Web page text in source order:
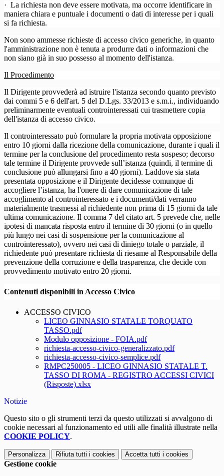
· La richiesta non deve essere motivata, ma occorre identificare in
maniera chiara e puntuale i documenti o dati di interesse per i quali
si fa richiesta.
Non sono ammesse richieste di accesso civico generiche, in quanto
l'amministrazione non è tenuta a produrre dati o informazioni che
non siano già in suo possesso al momento dell'istanza.
Il Procedimento
Il Dirigente provvederà ad istruire l'istanza secondo quanto previsto
dai commi 5 e 6 dell'art. 5 del D.Lgs. 33/2013 e s.m.i., individuando
preliminarmente eventuali controinteressati cui trasmettere copia
dell'istanza di accesso civico.
Il controinteressato può formulare la propria motivata opposizione
entro 10 giorni dalla ricezione della comunicazione, durante i quali il
termine per la conclusione del procedimento resta sospeso; decorso
tale termine il Dirigente provvede sull’istanza (quindi, il termine di
conclusione può allungarsi fino a 40 giorni). Laddove sia stata
presentata opposizione e il Dirigente decidesse comunque di
accogliere l’istanza, ha l'onere di dare comunicazione di tale
accoglimento al controinteressato e i documenti/dati verranno
materialmente trasmessi al richiedente non prima di 15 giorni da tale
ultima comunicazione. Il comma 7 del citato art. 5 prevede che, nelle
ipotesi di mancata risposta entro il termine di 30 giorni (o in quello
più lungo nei casi di sospensione per la comunicazione al
controinteressato), ovvero nei casi di diniego totale o parziale, il
richiedente può presentare richiesta di riesame al Responsabile della
prevenzione della corruzione e della trasparenza, che decide con
provvedimento motivato entro 20 giorni.
Contenuti disponibili in Accesso Civico
ACCESSO CIVICO
LICEO GINNASIO STATALE TORQUATO
TASSO.pdf
Modulo opposizione - FOIA.pdf
richiesta-accesso-civico-generalizzato.pdf
richiesta-accesso-civico-semplice.pdf
RMPC250005 - LICEO GINNASIO STATALE T.
TASSO DI ROMA - REGISTRO ACCESSI CIVICI
(Risposte).xlsx
Notizie
Questo sito o gli strumenti terzi da questo utilizzati si avvalgono di
cookie necessari al funzionamento ed utili alle finalità illustrate nella
COOKIE POLICY.
Personalizza Rifiuta tutti i cookies Accetta tutti i cookies
Gestione cookie